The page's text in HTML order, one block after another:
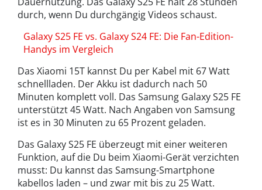
durch, wenn Du durchgängig Videos schaust.
Galaxy S25 FE vs. Galaxy S24 FE: Die Fan-Edition-
Handys im Vergleich
Das Xiaomi 15T kannst Du per Kabel mit 67 Watt
schnellladen. Der Akku ist dadurch nach 50
Minuten komplett voll. Das Samsung Galaxy S25 FE
unterstützt 45 Watt. Nach Angaben von Samsung
ist es in 30 Minuten zu 65 Prozent geladen.
Das Galaxy S25 FE überzeugt mit einer weiteren
Funktion, auf die Du beim Xiaomi-Gerät verzichten
musst: Du kannst das Samsung-Smartphone
kabellos laden – und zwar mit bis zu 25 Watt.